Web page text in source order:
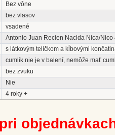
Bez vône
bez vlasov
vsadené
Antonio Juan Recien Nacida Nica/Nico
s látkovým telíčkom a kĺbovými
cumlík nie je v balení, nemôže mať
bez zvuku
Nie
4 roky +